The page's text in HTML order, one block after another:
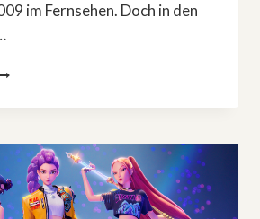
im Fernsehen. Doch in den
–